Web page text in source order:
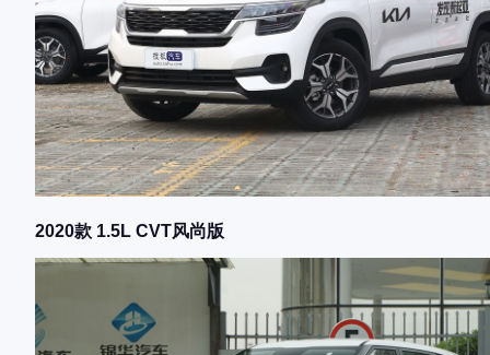
2020款 1.5L CVT风尚版